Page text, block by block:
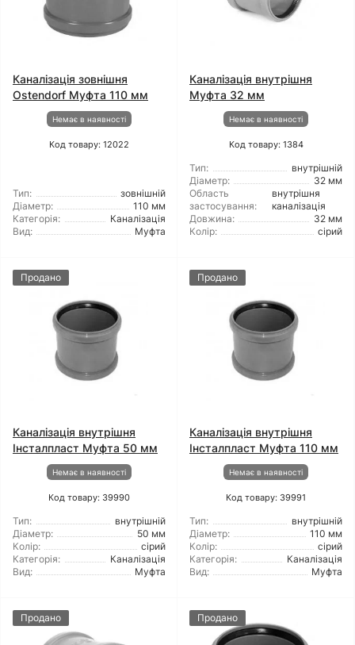
Каналізація зовнішня
Ostendorf Муфта 110 мм
Немає в наявності
Код товару: 12022
Тип:
зовнішній
Діаметр:
110 мм
Категорія:
Каналізація
Вид:
Муфта
Каналізація внутрішня
Муфта 32 мм
Немає в наявності
Код товару: 1384
Тип:
внутрішній
Діаметр:
32 мм
Область
застосування:
внутрішня
каналізація
Довжина:
32 мм
Колір:
сірий
Продано
Каналізація внутрішня
Інсталпласт Муфта 50 мм
Немає в наявності
Код товару: 39990
Тип:
внутрішній
Діаметр:
50 мм
Колір:
сірий
Категорія:
Каналізація
Вид:
Муфта
Продано
Каналізація внутрішня
Інсталпласт Муфта 110 мм
Немає в наявності
Код товару: 39991
Тип:
внутрішній
Діаметр:
110 мм
Колір:
сірий
Категорія:
Каналізація
Вид:
Муфта
Продано Продано